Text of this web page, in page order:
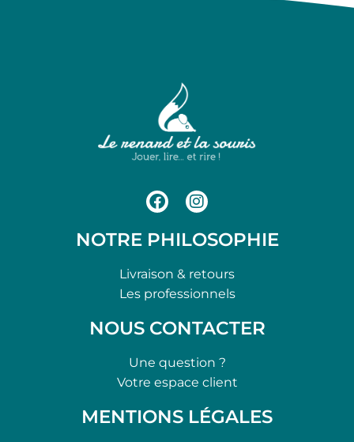
NOTRE PHILOSOPHIE
Livraison & retours
Les professionnels
NOUS CONTACTER
Une question ?
Votre espace client
MENTIONS LÉGALES